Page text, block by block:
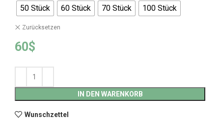
50 Stück
60 Stück 70 Stück 100 Stück
Zurücksetzen
60$
IN DEN WARENKORB
Wunschzettel